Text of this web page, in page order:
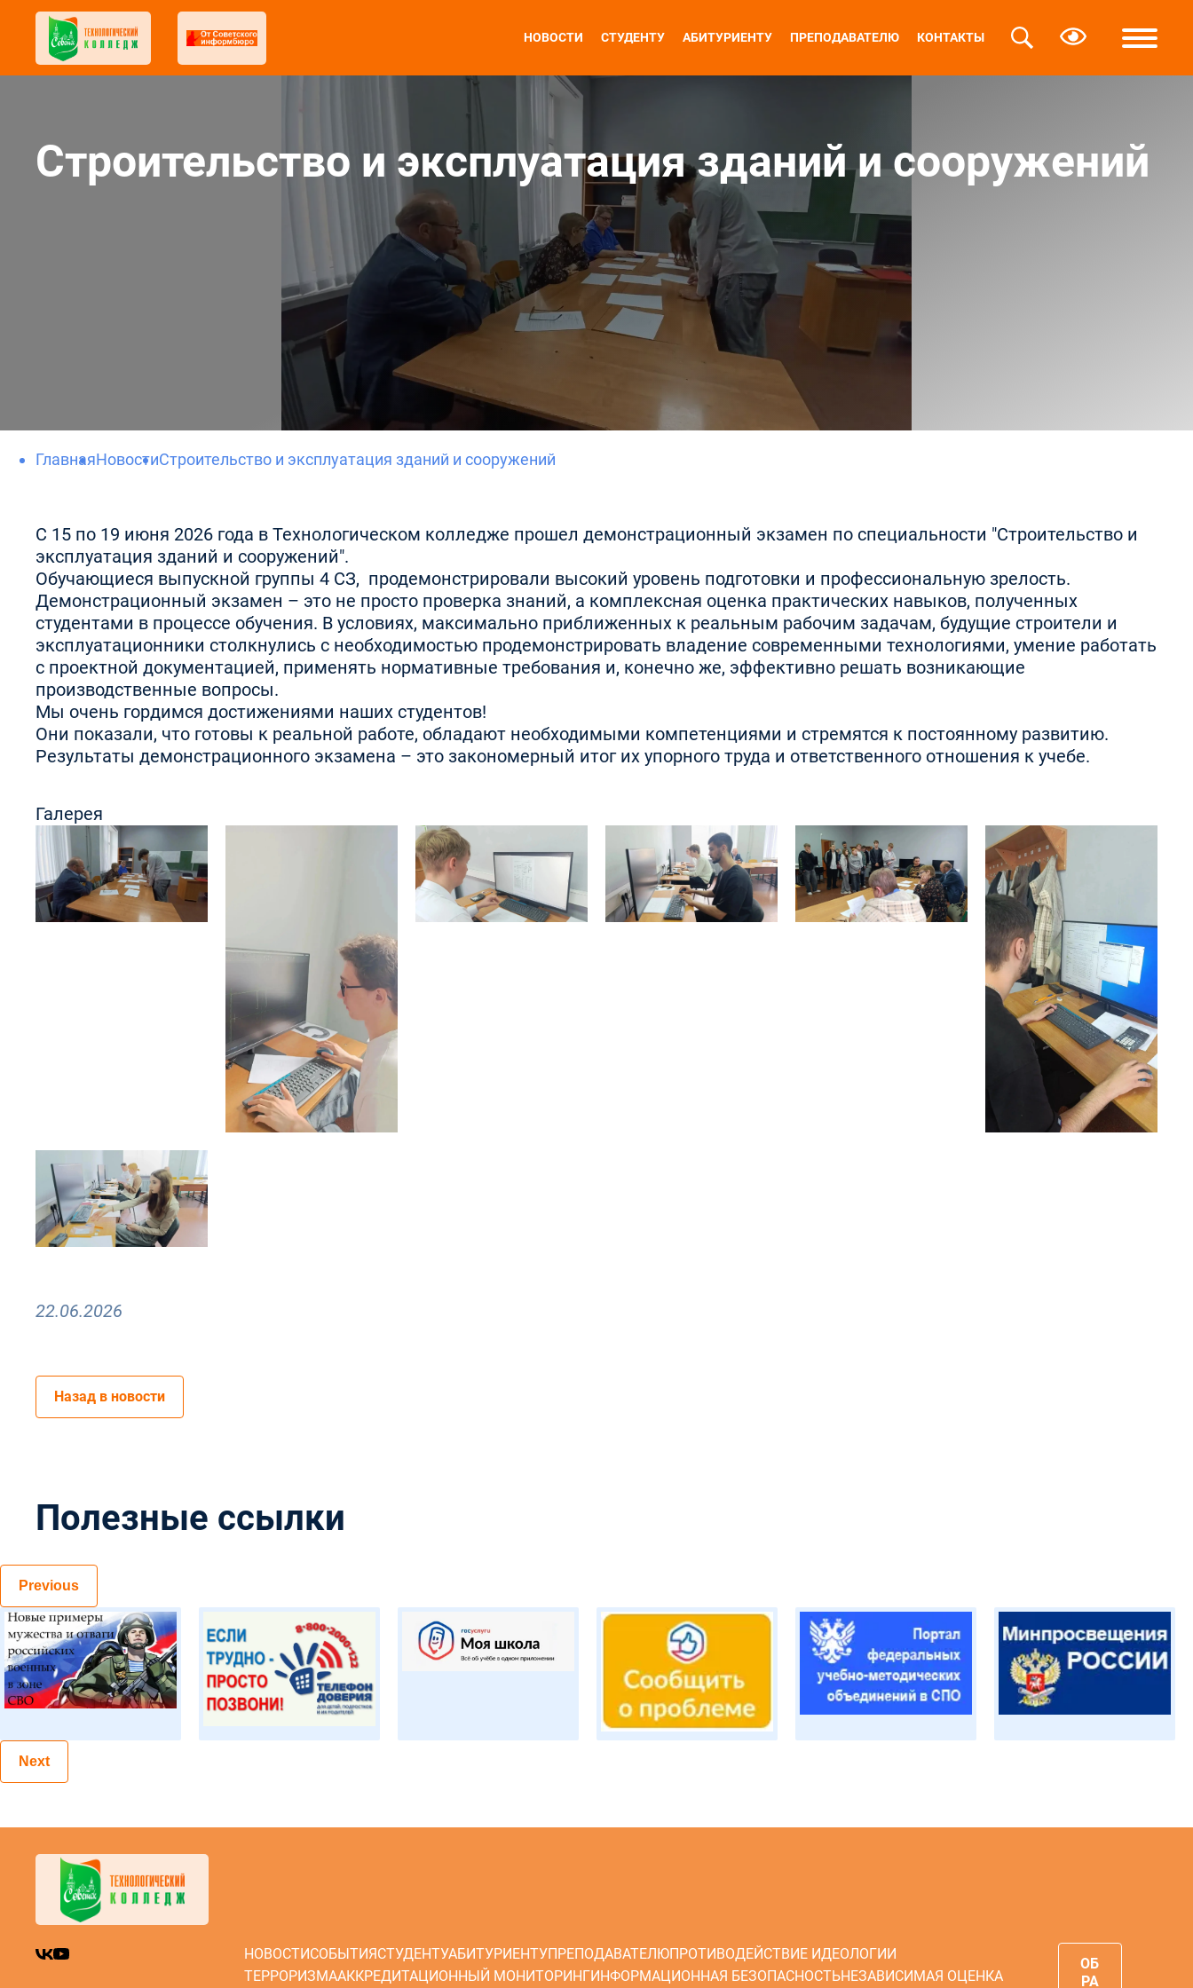
НОВОСТИ СТУДЕНТУ АБИТУРИЕНТУ ПРЕПОДАВАТЕЛЮ КОНТАКТЫ
Строительство и эксплуатация зданий и сооружений
ГлавнаяНовостиСтроительство и эксплуатация зданий и сооружений
С 15 по 19 июня 2026 года в Технологическом колледже прошел демонстрационный экзамен по специальности "Строительство и
эксплуатация зданий и сооружений".
Обучающиеся выпускной группы 4 СЗ, продемонстрировали высокий уровень подготовки и профессиональную зрелость.
Демонстрационный экзамен – это не просто проверка знаний, а комплексная оценка практических навыков, полученных
студентами в процессе обучения. В условиях, максимально приближенных к реальным рабочим задачам, будущие строители и
эксплуатационники столкнулись с необходимостью продемонстрировать владение современными технологиями, умение работать
с проектной документацией, применять нормативные требования и, конечно же, эффективно решать возникающие
производственные вопросы.
Мы очень гордимся достижениями наших студентов!
Они показали, что готовы к реальной работе, обладают необходимыми компетенциями и стремятся к постоянному развитию.
Результаты демонстрационного экзамена – это закономерный итог их упорного труда и ответственного отношения к учебе.
Галерея
22.06.2026
Назад в новости
Полезные ссылки
Previous
Next
НОВОСТИСОБЫТИЯСТУДЕНТУАБИТУРИЕНТУПРЕПОДАВАТЕЛЮПРОТИВОДЕЙСТВИЕ ИДЕОЛОГИИ
ТЕРРОРИЗМААККРЕДИТАЦИОННЫЙ МОНИТОРИНГИНФОРМАЦИОННАЯ БЕЗОПАСНОСТЬНЕЗАВИСИМАЯ ОЦЕНКА
ОБ
РА